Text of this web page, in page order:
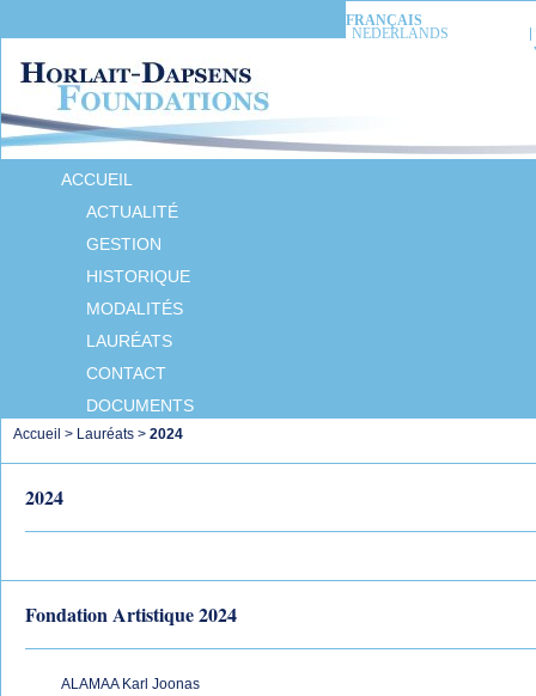
FRANÇAIS
NEDERLANDS
ACCUEIL
ACTUALITÉ
GESTION
HISTORIQUE
MODALITÉS
LAURÉATS
CONTACT
DOCUMENTS
Accueil > Lauréats > 2024
2024
Fondation Artistique 2024
ALAMAA Karl Joonas